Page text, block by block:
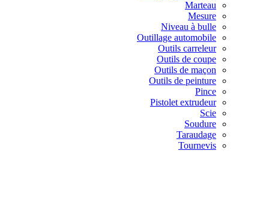
Marteau
Mesure
Niveau à bulle
Outillage automobile
Outils carreleur
Outils de coupe
Outils de maçon
Outils de peinture
Pince
Pistolet extrudeur
Scie
Soudure
Taraudage
Tournevis